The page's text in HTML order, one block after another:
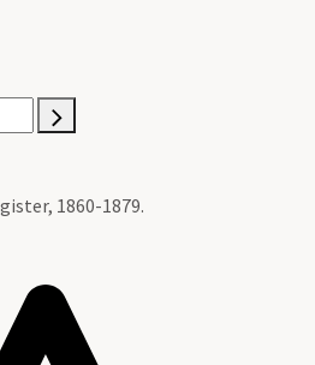
1860-1879.